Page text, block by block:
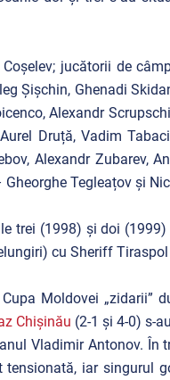
jucătorii de
Șișchin, Ghenadi
Alexandr
Druță, Vadim
Alexandr Zubarev,
Tegleațov și
trei (1998) și doi
cu Sheriff
Moldovei „zidarii”
Chișinău (2-1 și 4-0) s-
Vladimir Antonov. În
iar singurul